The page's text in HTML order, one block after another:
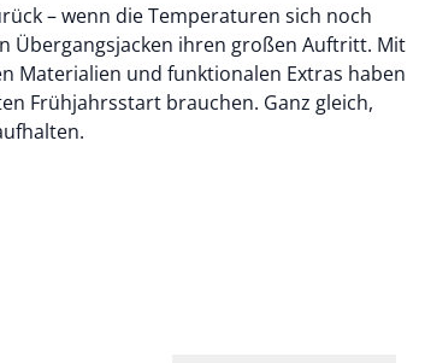
– wenn die Temperaturen sich noch
Übergangsjacken ihren großen Auftritt. Mit
Materialien und funktionalen Extras haben
Frühjahrsstart brauchen. Ganz gleich,